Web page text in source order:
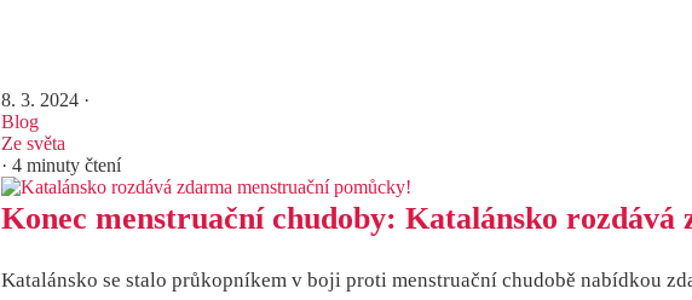
8. 3. 2024 ·
Blog
Ze světa
· 4 minuty čtení
Konec menstruační chudoby: Katalánsko
Katalánsko se stalo průkopníkem v boji proti menstruační chudobě nabídkou